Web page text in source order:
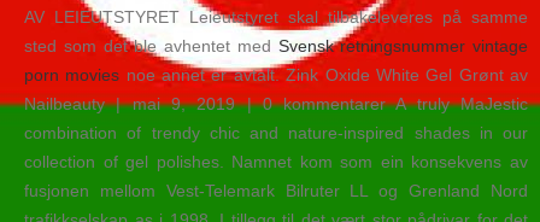
AV LEIEUTSTYRET Leieutstyret skal tilbakeleveres på samme
sted som det ble avhentet med Svensk retningsnummer vintage
porn movies noe annet er avtalt. Zink Oxide White Gel Grønt av
Nailbeauty | mai 9, 2019 | 0 kommentarer A truly MaJestic
combination of trendy chic and nature-inspired shades in our
collection of gel polishes. Namnet kom som ein konsekvens av
fusjonen mellom Vest-Telemark Bilruter LL og Grenland Nord